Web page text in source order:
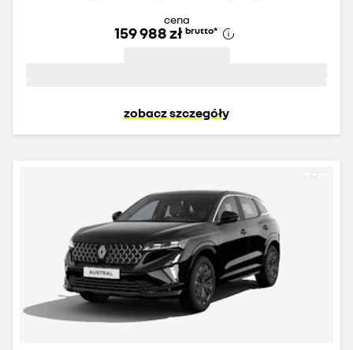
cena
159 988 zł brutto*
zobacz szczegóły